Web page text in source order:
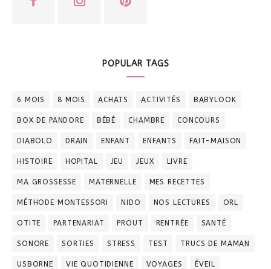
POPULAR TAGS
6 MOIS 8 MOIS ACHATS ACTIVITÉS BABYLOOK
BOX DE PANDORE BÉBÉ CHAMBRE CONCOURS
DIABOLO DRAIN ENFANT ENFANTS FAIT-MAISON
HISTOIRE HOPITAL JEU JEUX LIVRE
MA GROSSESSE MATERNELLE MES RECETTES
MÉTHODE MONTESSORI NIDO NOS LECTURES ORL
OTITE PARTENARIAT PROUT RENTRÉE SANTÉ
SONORE SORTIES STRESS TEST TRUCS DE MAMAN
USBORNE VIE QUOTIDIENNE VOYAGES ÉVEIL